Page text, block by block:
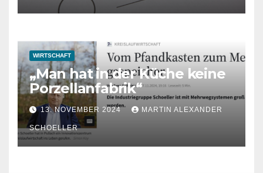
WIRTSCHAFT
„Man hat in der Küche keine
Porzellanfabrik“
13. NOVEMBER 2024 MARTIN ALEXANDER
SCHOELLER